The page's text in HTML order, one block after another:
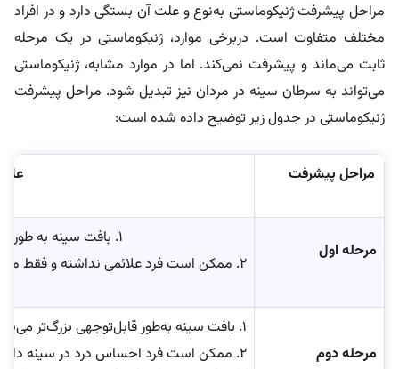
مراحل پیشرفت ژنیکوماستی به‌نوع و علت آن بستگی دارد و در افراد
مختلف متفاوت است. دربرخی موارد، ژنیکوماستی در یک مرحله
ثابت می‌ماند و پیشرفت نمی‌کند. اما در موارد مشابه، ژنیکوماستی
می‌تواند به سرطان سینه در مردان نیز تبدیل شود. مراحل پیشرفت
ژنیکوماستی در جدول زیر توضیح داده شده است:
مراحل پیشرفت
مرحله اول
۱. بافت سینه به طور خفیف بزرگ می‌شود.
۲. ممکن است فرد علائمی نداشته و فقط متوجه برجستگی جزئی در زیر نوک سینه شود.
مرحله دوم
۱. بافت سینه به‌طور قابل‌توجهی بزرگ‌تر می‌شود.
۲. ممکن است فرد احساس درد در سینه داشته باشد.